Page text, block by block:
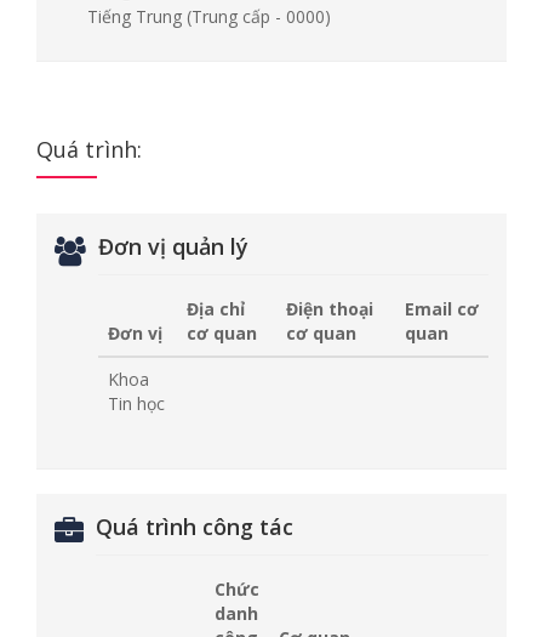
Tiếng Trung (Trung cấp - 0000)
Quá trình:
Đơn vị quản lý
Đơn vị
Địa chỉ
cơ quan
Điện thoại
cơ quan
Email cơ
quan
Khoa
Tin học
Quá trình công tác
Chức
danh